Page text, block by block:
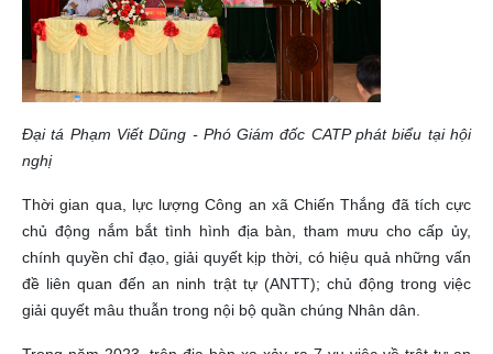
Đại tá Phạm Viết Dũng - Phó Giám đốc CATP phát biểu tại hội
nghị
Thời gian qua, lực lượng Công an xã Chiến Thắng đã tích cực
chủ động nắm bắt tình hình địa bàn, tham mưu cho cấp ủy,
chính quyền chỉ đạo, giải quyết kịp thời, có hiệu quả những vấn
đề liên quan đến an ninh trật tự (ANTT); chủ động trong việc
giải quyết mâu thuẫn trong nội bộ quần chúng Nhân dân.